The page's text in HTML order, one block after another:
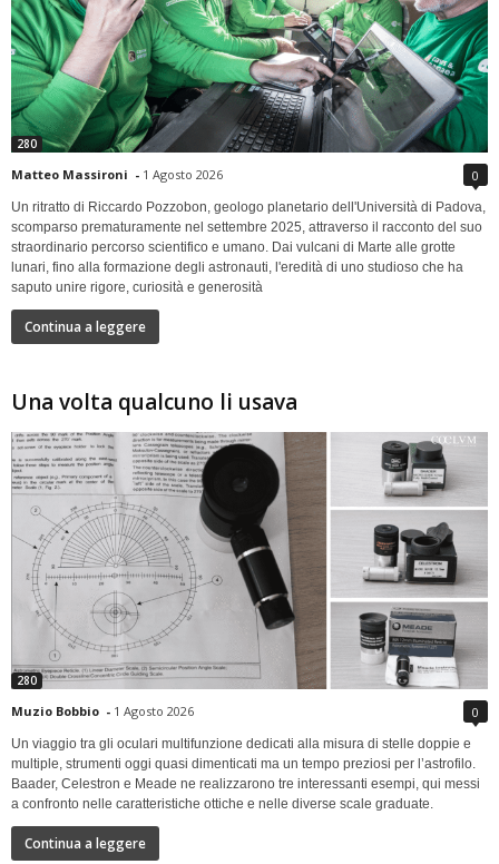
280
Matteo Massironi - 1 Agosto 2026 0
Un ritratto di Riccardo Pozzobon, geologo planetario dell'Università di Padova,
scomparso prematuramente nel settembre 2025, attraverso il racconto del suo
straordinario percorso scientifico e umano. Dai vulcani di Marte alle grotte
lunari, fino alla formazione degli astronauti, l'eredità di uno studioso che ha
saputo unire rigore, curiosità e generosità
Continua a leggere
Una volta qualcuno li usava
280
Muzio Bobbio - 1 Agosto 2026 0
Un viaggio tra gli oculari multifunzione dedicati alla misura di stelle doppie e
multiple, strumenti oggi quasi dimenticati ma un tempo preziosi per l’astrofilo.
Baader, Celestron e Meade ne realizzarono tre interessanti esempi, qui messi
a confronto nelle caratteristiche ottiche e nelle diverse scale graduate.
Continua a leggere